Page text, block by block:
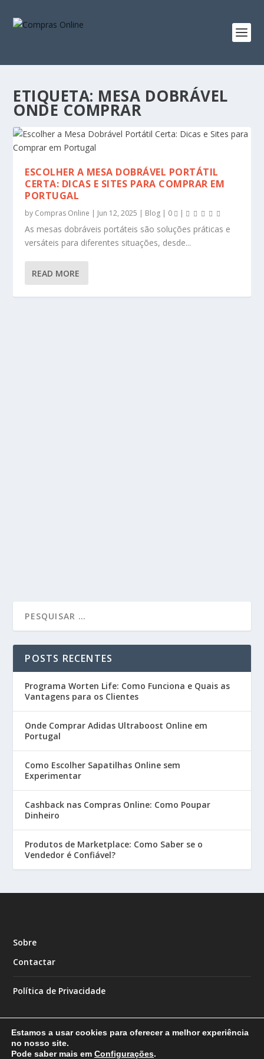
ETIQUETA: MESA DOBRÁVEL
ONDE COMPRAR
ESCOLHER A MESA DOBRÁVEL PORTÁTIL
CERTA: DICAS E SITES PARA COMPRAR EM
PORTUGAL
by Compras Online | Jun 12, 2025 | Blog | 0 |
As mesas dobráveis portáteis são soluções práticas e
versáteis para diferentes situações, desde...
READ MORE
POSTS RECENTES
Programa Worten Life: Como Funciona e Quais as
Vantagens para os Clientes
Onde Comprar Adidas Ultraboost Online em
Portugal
Como Escolher Sapatilhas Online sem
Experimentar
Cashback nas Compras Online: Como Poupar
Dinheiro
Produtos de Marketplace: Como Saber se o
Vendedor é Confiável?
Sobre
Contactar
Política de Privacidade
Estamos a usar cookies para oferecer a melhor experiência
no nosso site.
Pode saber mais em Configurações.